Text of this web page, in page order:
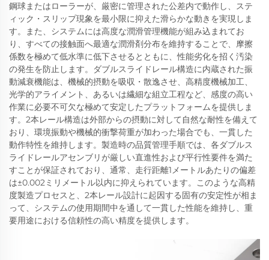
鋼球またはローラーが、厳密に管理された公差内で動作し、ステ
ィック・スリップ現象を最小限に抑えた滑らかな動きを実現しま
す。また、システムには高度な潤滑管理機能が組み込まれてお
り、すべての接触面へ最適な潤滑剤分布を維持することで、摩擦
係数を極めて低水準に低下させるとともに、性能劣化を招く汚染
の発生を防止します。ダブルスライドレール構造に内蔵された振
動減衰機能は、機械的摂動を吸収・散逸させ、高精度機械加工、
光学的アライメント、あるいは繊細な組立工程など、感度の高い
作業に必要不可欠な極めて安定したプラットフォームを提供しま
す。2本レール構造は外部からの摂動に対して自然な耐性を備えて
おり、環境振動や機械的衝撃荷重が加わった場合でも、一貫した
動作特性を維持します。製造時の品質管理手順では、各ダブルス
ライドレールアセンブリが厳しい直進性および平行性要件を満た
すことが保証されており、通常、走行距離1メートルあたりの偏差
は±0.002ミリメートル以内に抑えられています。このような高精
度製造プロセスと、2本レール設計に起因する固有の安定性が相ま
って、システムの使用期間中を通して一貫した性能を維持し、重
要用途における信頼性の高い精度を提供します。